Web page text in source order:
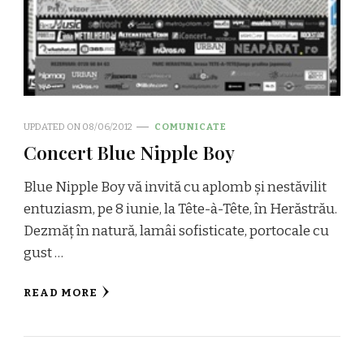
UPDATED ON 08/06/2012 COMUNICATE
Concert Blue Nipple Boy
Blue Nipple Boy vă invită cu aplomb și nestăvilit
entuziasm, pe 8 iunie, la Tête-à-Tête, în Herăstrău.
Dezmăț în natură, lamâi sofisticate, portocale cu
gust …
READ MORE